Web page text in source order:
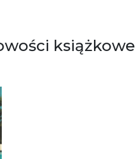
książkowe